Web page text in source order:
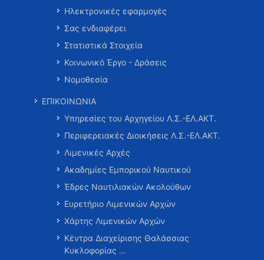
Ηλεκτρονικές εφαρμογές
Σας ενδιαφέρει
Στατιστικά Στοιχεία
Κοινωνικό Έργο - Δράσεις
Νομοθεσία
ΕΠΙΚΟΙΝΩΝΙΑ
Υπηρεσίες του Αρχηγείου Λ.Σ.-ΕΛ.ΑΚΤ.
Περιφερειακές Διοικήσεις Λ.Σ.-ΕΛ.ΑΚΤ.
Λιμενικές Αρχές
Ακαδημίες Εμπορικού Ναυτικού
Έδρες Ναυτιλιακών Ακολούθων
Ευρετήριο Λιμενικών Αρχών
Χάρτης Λιμενικών Αρχών
Κέντρα Διαχείρισης Θαλάσσιας
Κυκλοφορίας …